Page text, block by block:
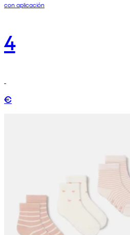
con aplicación
4
€